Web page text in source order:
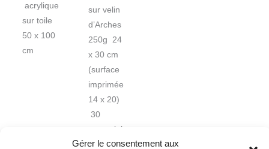
Gérer le consentement aux
acrylique
sur toile
50 x 100
cm
sur velin
d’Arches
250g 24
x 30 cm
(surface
imprimée
14 x 20)
30
exemplaires